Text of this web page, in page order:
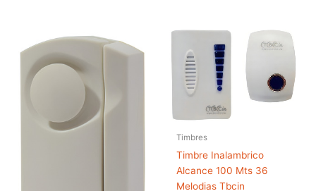
Timbres
Timbre Inalambrico
Alcance 100 Mts 36
Melodias Tbcin